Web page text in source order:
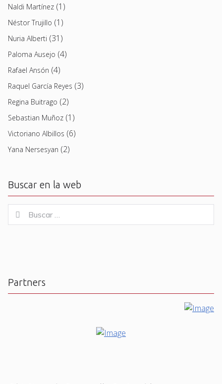
Naldi Martínez (1)
Néstor Trujillo (1)
Nuria Alberti (31)
Paloma Ausejo (4)
Rafael Ansón (4)
Raquel García Reyes (3)
Regina Buitrago (2)
Sebastian Muñoz (1)
Victoriano Albillos (6)
Yana Nersesyan (2)
Buscar en la web
for:
Buscar
Partners